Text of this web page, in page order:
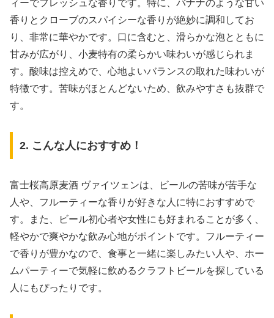
ィーでフレッシュな香りです。特に、バナナのような甘い
香りとクローブのスパイシーな香りが絶妙に調和してお
り、非常に華やかです。口に含むと、滑らかな泡とともに
甘みが広がり、小麦特有の柔らかい味わいが感じられま
す。酸味は控えめで、心地よいバランスの取れた味わいが
特徴です。苦味がほとんどないため、飲みやすさも抜群で
す。
2. こんな人におすすめ！
富士桜高原麦酒 ヴァイツェンは、ビールの苦味が苦手な
人や、フルーティーな香りが好きな人に特におすすめで
す。また、ビール初心者や女性にも好まれることが多く、
軽やかで爽やかな飲み心地がポイントです。フルーティー
で香りが豊かなので、食事と一緒に楽しみたい人や、ホー
ムパーティーで気軽に飲めるクラフトビールを探している
人にもぴったりです。